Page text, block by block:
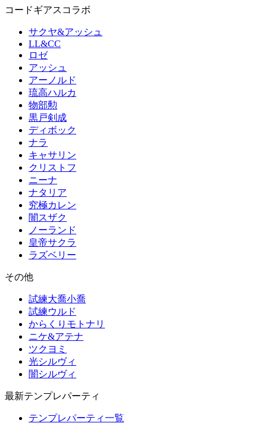
コードギアスコラボ
サクヤ&アッシュ
LL&CC
ロゼ
アッシュ
アーノルド
琉高ハルカ
物部勲
黒戸剣成
ディボック
ナラ
キャサリン
クリストフ
ニーナ
ナタリア
究極カレン
闇スザク
ノーランド
皇帝サクラ
ラズベリー
その他
試練大喬小喬
試練ウルド
からくりモトナリ
ニケ&アテナ
ツクヨミ
光シルヴィ
闇シルヴィ
最新テンプレパーティ
テンプレパーティ一覧